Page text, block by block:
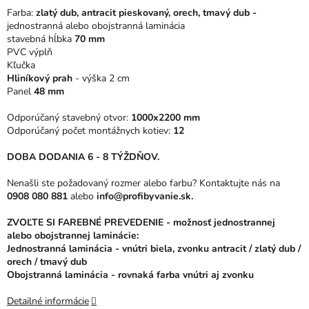
Farba: zlatý dub, antracit pieskovaný, orech, tmavý dub -
jednostranná alebo obojstranná laminácia
stavebná hĺbka 70 mm
PVC výplň
Kľučka
Hliníkový prah - výška 2 cm
Panel 48 mm
Odporúčaný stavebný otvor: 1000x2200 mm
Odporúčaný počet montážnych kotiev: 12
DOBA DODANIA 6 - 8 TÝŽDŇOV.
Nenašli ste požadovaný rozmer alebo farbu? Kontaktujte nás na
0908 080 881 alebo info@profibyvanie.sk.
ZVOĽTE SI FAREBNÉ PREVEDENIE - možnosť jednostrannej
alebo obojstrannej laminácie:
Jednostranná laminácia - vnútri biela, zvonku antracit / zlatý dub /
orech / tmavý dub
Obojstranná laminácia - rovnaká farba vnútri aj zvonku
Detailné informácie